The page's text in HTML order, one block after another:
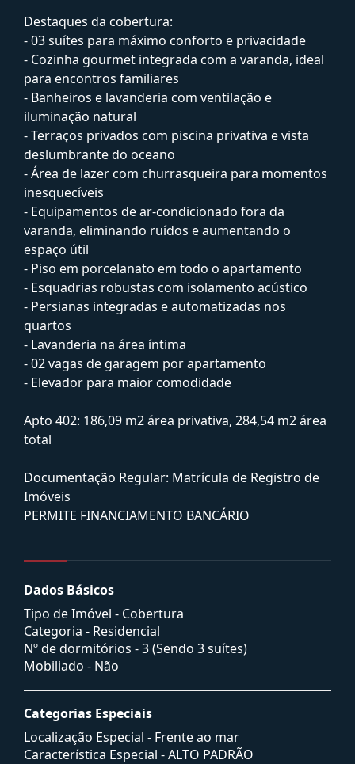
Destaques da cobertura:
- 03 suítes para máximo conforto e privacidade
- Cozinha gourmet integrada com a varanda, ideal
para encontros familiares
- Banheiros e lavanderia com ventilação e
iluminação natural
- Terraços privados com piscina privativa e vista
deslumbrante do oceano
- Área de lazer com churrasqueira para momentos
inesquecíveis
- Equipamentos de ar-condicionado fora da
varanda, eliminando ruídos e aumentando o
espaço útil
- Piso em porcelanato em todo o apartamento
- Esquadrias robustas com isolamento acústico
- Persianas integradas e automatizadas nos
quartos
- Lavanderia na área íntima
- 02 vagas de garagem por apartamento
- Elevador para maior comodidade
Apto 402: 186,09 m2 área privativa, 284,54 m2 área
total
Documentação Regular: Matrícula de Registro de
Imóveis
PERMITE FINANCIAMENTO BANCÁRIO
Dados Básicos
Tipo de Imóvel - Cobertura
Categoria - Residencial
Nº de dormitórios - 3 (Sendo 3 suítes)
Mobiliado - Não
Categorias Especiais
Localização Especial - Frente ao mar
Característica Especial - ALTO PADRÃO